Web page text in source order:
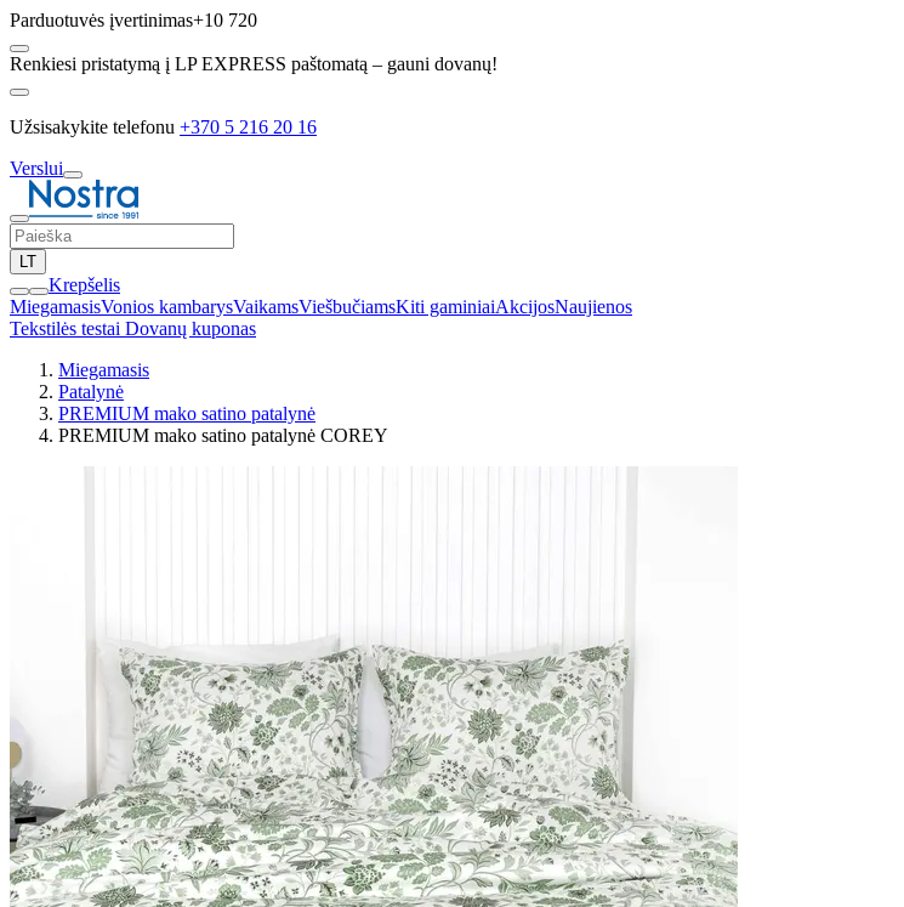
Parduotuvės įvertinimas+10 720
Renkiesi pristatymą į LP EXPRESS paštomatą – gauni dovanų!
Užsisakykite telefonu +370 5 216 20 16
Verslui
LT
Krepšelis
MiegamasisVonios kambarysVaikamsViešbučiamsKiti gaminiaiAkcijosNaujienos
Tekstilės testai Dovanų kuponas
Miegamasis
Patalynė
PREMIUM mako satino patalynė
PREMIUM mako satino patalynė COREY